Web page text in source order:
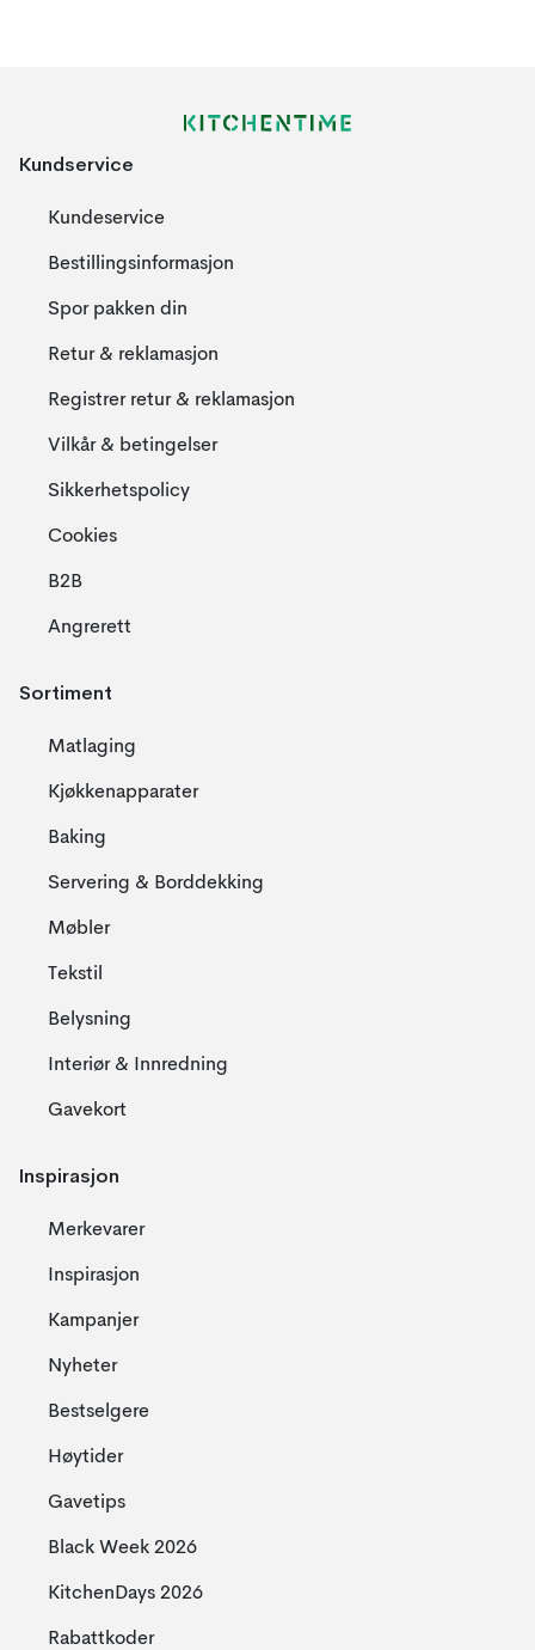
Kundservice
Kundeservice
Bestillingsinformasjon
Spor pakken din
Retur & reklamasjon
Registrer retur & reklamasjon
Vilkår & betingelser
Sikkerhetspolicy
Cookies
B2B
Angrerett
Sortiment
Matlaging
Kjøkkenapparater
Baking
Servering & Borddekking
Møbler
Tekstil
Belysning
Interiør & Innredning
Gavekort
Inspirasjon
Merkevarer
Inspirasjon
Kampanjer
Nyheter
Bestselgere
Høytider
Gavetips
Black Week 2026
KitchenDays 2026
Rabattkoder